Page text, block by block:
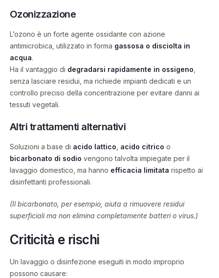
Ozonizzazione
L’ozono è un forte agente ossidante con azione
antimicrobica, utilizzato in forma gassosa o disciolta in
acqua.
Ha il vantaggio di degradarsi rapidamente in ossigeno
senza lasciare residui, ma richiede impianti dedicati e un
controllo preciso della concentrazione per evitare danni ai
tessuti vegetali.
Altri trattamenti alternativi
Soluzioni a base di acido lattico acido citrico o
bicarbonato di sodio vengono talvolta impiegate per il
lavaggio domestico, ma hanno efficacia limitata rispetto ai
disinfettanti professionali.
(Il bicarbonato, per esempio, aiuta a rimuovere residui
superficiali ma non elimina completamente batteri o virus.)
Criticità e rischi
Un lavaggio o disinfezione eseguiti in modo improprio
possono causare: